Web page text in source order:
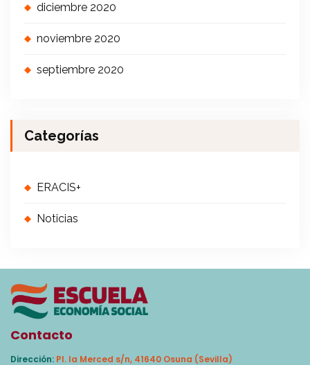
diciembre 2020
noviembre 2020
septiembre 2020
Categorías
ERACIS+
Noticias
Contacto
Dirección: Pl. la Merced s/n, 41640 Osuna (Sevilla)